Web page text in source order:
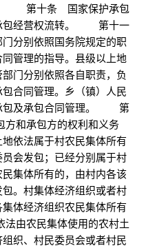
。 第十条 国家保护承包
包经营权流转。 第十一
分别依照国务院规定的职
管理的指导。县级以上地
门分别依照各自职责，负
合同管理。乡（镇）人民
包及承包合同管理。 第
承包方的权利和义务
法属于村农民集体所有
会发包；已经分别属于村
集体所有的，由村内各该
。村集体经济组织或者村
体经济组织农民集体所有
由农民集体使用的农村土
织、村民委员会或者村民